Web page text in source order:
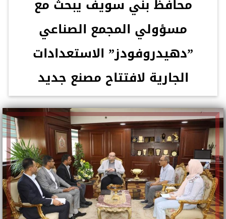
محافظ بني سويف يبحث مع
مسؤولي المجمع الصناعي
”دهيدروفودز” الاستعدادات
الجارية لافتتاح مصنع جديد